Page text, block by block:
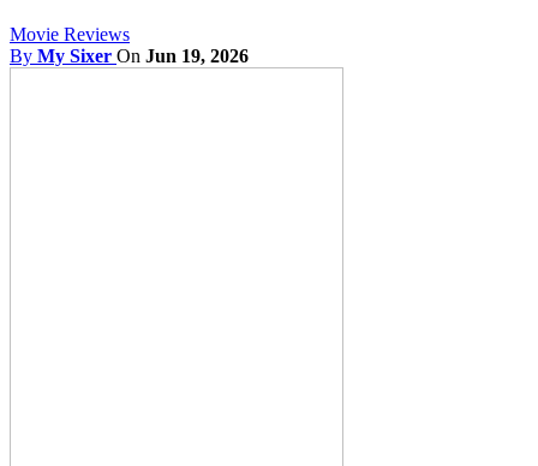
Movie Reviews
By My Sixer On Jun 19, 2026